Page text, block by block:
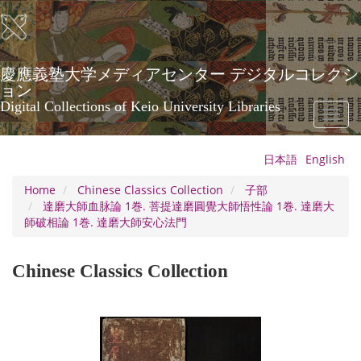
Skip
to
main
content
慶應義塾大学メディアセンター デジタルコレクシ
ョン
Digital Collections of Keio University Libraries
Toggle
日本語 English
Home
Chinese Classics Collection
子部
達磨大師血脉論 1巻. 菩提達磨圓覺大師悟性論 1巻. 達磨大
師破相論 1巻. 達磨大師安心法門
Chinese Classics Collection